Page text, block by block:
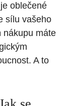
oblečené
sílu vašeho
nákupu máte
A to